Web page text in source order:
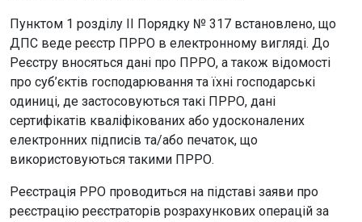
Пунктом 1 розділу ІІ Порядку № 317 встановлено, що
ДПС веде реєстр ПРРО в електронному вигляді. До
Реєстру вносяться дані про ПРРО, а також відомості
про суб’єктів господарювання та їхні господарські
одиниці, де застосовуються такі ПРРО, дані
сертифікатів кваліфікованих або удосконалених
електронних підписів та/або печаток, що
використовуються такими ПРРО.
Реєстрація РРО проводиться на підставі заяви про
реєстрацію реєстраторів розрахункових операцій за